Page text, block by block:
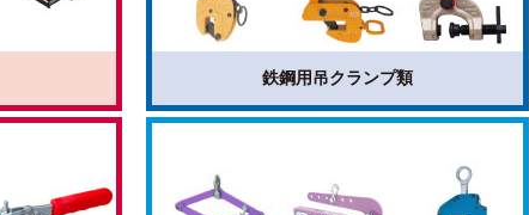
鉄鋼用吊クランプ類